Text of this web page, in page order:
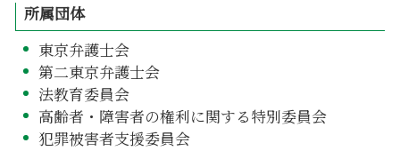
所属団体
東京弁護士会
第二東京弁護士会
法教育委員会
高齢者・障害者の権利に関する特別委員会
犯罪被害者支援委員会